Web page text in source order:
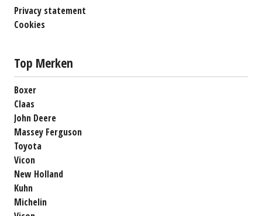
Privacy statement
Cookies
Top Merken
Boxer
Claas
John Deere
Massey Ferguson
Toyota
Vicon
New Holland
Kuhn
Michelin